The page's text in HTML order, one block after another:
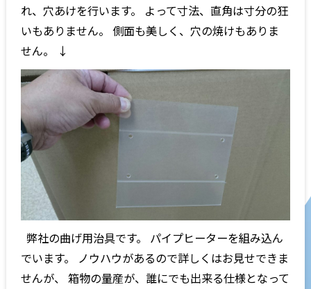
れ、穴あけを行います。 よって寸法、直角は寸分の狂
いもありません。 側面も美しく、穴の焼けもありま
せん。 ↓
弊社の曲げ用治具です。 パイプヒーターを組み込ん
でいます。 ノウハウがあるので詳しくはお見せできま
せんが、 箱物の量産が、誰にでも出来る仕様となって